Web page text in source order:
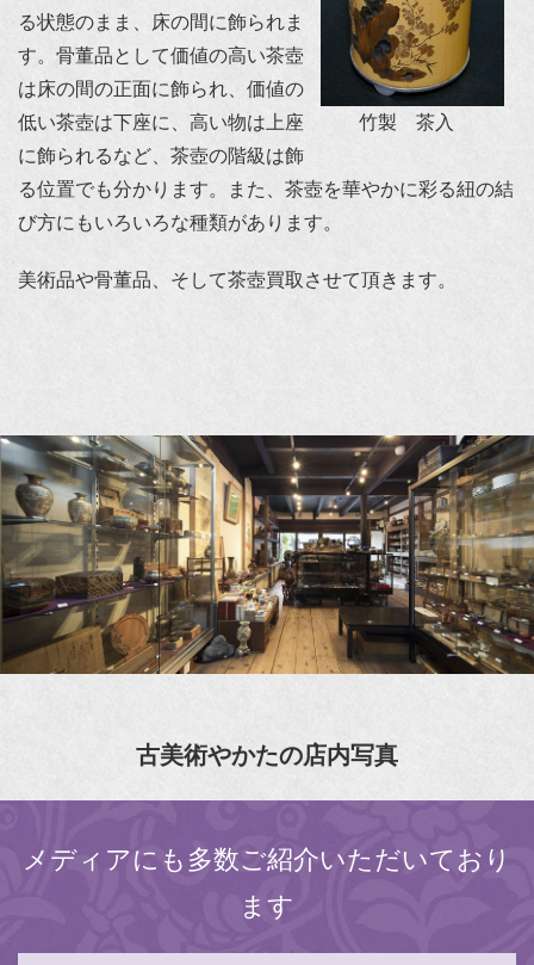
竹製 茶入
る状態のまま、床の間に飾られま
す。骨董品として価値の高い茶壺
は床の間の正面に飾られ、価値の
低い茶壺は下座に、高い物は上座
に飾られるなど、茶壺の階級は飾
る位置でも分かります。また、茶壺を華やかに彩る紐の結
び方にもいろいろな種類があります。
美術品や骨董品、そして茶壺買取させて頂きます。
古美術やかたの店内写真
メディアにも多数ご紹介いただいており
ます